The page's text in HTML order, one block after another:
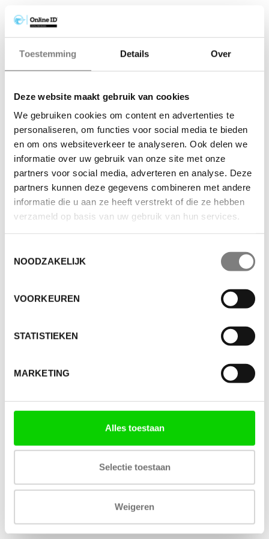
Toestemming Details Over
Deze website maakt gebruik van cookies
We gebruiken cookies om content en advertenties te
personaliseren, om functies voor social media te bieden
en om ons websiteverkeer te analyseren. Ook delen we
informatie over uw gebruik van onze site met onze
partners voor social media, adverteren en analyse. Deze
partners kunnen deze gegevens combineren met andere
informatie die u aan ze heeft verstrekt of die ze hebben
verzameld op basis van uw gebruik van hun services.
NOODZAKELIJK
VOORKEUREN
STATISTIEKEN
MARKETING
Alles toestaan
Selectie toestaan
Weigeren